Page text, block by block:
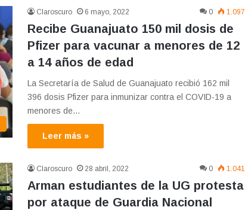
Claroscuro 6 mayo, 2022 0 1.097
Recibe Guanajuato 150 mil dosis de
Pfizer para vacunar a menores de 12
a 14 años de edad
La Secretaría de Salud de Guanajuato recibió 162 mil
396 dosis Pfizer para inmunizar contra el COVID-19 a
menores de…
Leer más »
Claroscuro 28 abril, 2022 0 1.041
Arman estudiantes de la UG protesta
por ataque de Guardia Nacional